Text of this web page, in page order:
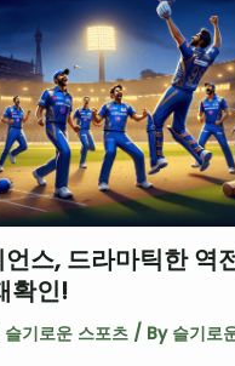
스, 드라마틱한 역
확인!
슬기로운 스포츠/ By 슬기로